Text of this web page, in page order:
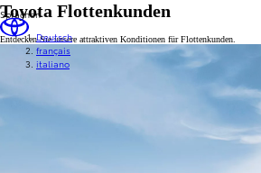
Sprachen
Deutsch
français
italiano
Toyota Flottenkunden
Entdecken Sie unsere attraktiven Konditionen für Flottenkunden.